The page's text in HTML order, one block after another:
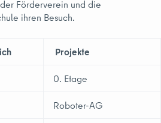
Förderverein und die
ihren Besuch.
Projekte
0. Etage
Roboter-AG